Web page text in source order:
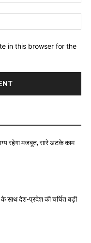
in this browser for the
रहेगा मजबूत, सारे अटके काम
साथ देश-प्रदेश की चर्चित बड़ी